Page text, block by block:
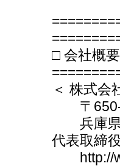
□ 会社概
＜ 株式会
〒650-
兵庫県
代表取締
http://